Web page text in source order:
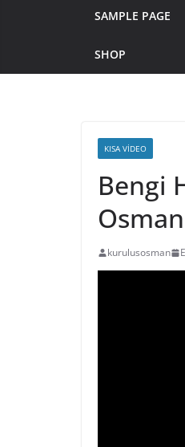
SAMPLE PAGE
SHOP
KISA VIDEO
Bengi
kurulusosman